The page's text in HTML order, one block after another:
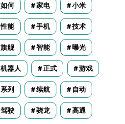
如何 家电 小米
性能 手机 技术
旗舰 智能 曝光
机器人 正式 游戏
系列 续航 自动
驾驶 骁龙 高通